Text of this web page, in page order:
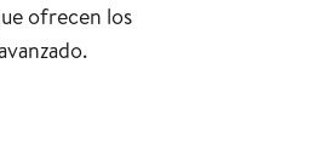
ofrecen los